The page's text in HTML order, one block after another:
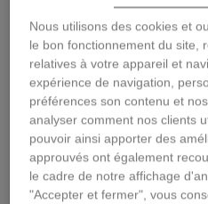
Vert coton
Nous utilisons des cookies et
le bon fonctionnement du site,
relatives à votre appareil et
expérience de navigation,
préférences son contenu et
analyser comment nos clients
pouvoir ainsi apporter des
approuvés ont également
le cadre de notre affichage
"Accepter et fermer", vous